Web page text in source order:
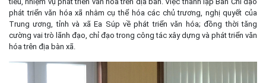
phát triển văn hóa xã nhằm cụ thể hóa các chủ trương, nghị quyết của
Trung ương, tỉnh và xã Ea Súp về phát triển văn hóa; đồng thời tăng
cường vai trò lãnh đạo, chỉ đạo trong công tác xây dựng và phát triển văn
hóa trên địa bàn xã.